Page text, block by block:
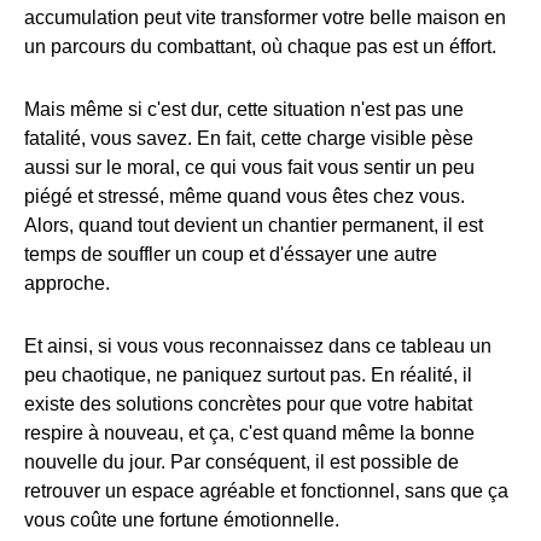
accumulation peut vite transformer votre belle maison en
un parcours du combattant, où chaque pas est un éffort.
Mais même si c'est dur, cette situation n'est pas une
fatalité, vous savez. En fait, cette charge visible pèse
aussi sur le moral, ce qui vous fait vous sentir un peu
piégé et stressé, même quand vous êtes chez vous.
Alors, quand tout devient un chantier permanent, il est
temps de souffler un coup et d'éssayer une autre
approche.
Et ainsi, si vous vous reconnaissez dans ce tableau un
peu chaotique, ne paniquez surtout pas. En réalité, il
existe des solutions concrètes pour que votre habitat
respire à nouveau, et ça, c'est quand même la bonne
nouvelle du jour. Par conséquent, il est possible de
retrouver un espace agréable et fonctionnel, sans que ça
vous coûte une fortune émotionnelle.